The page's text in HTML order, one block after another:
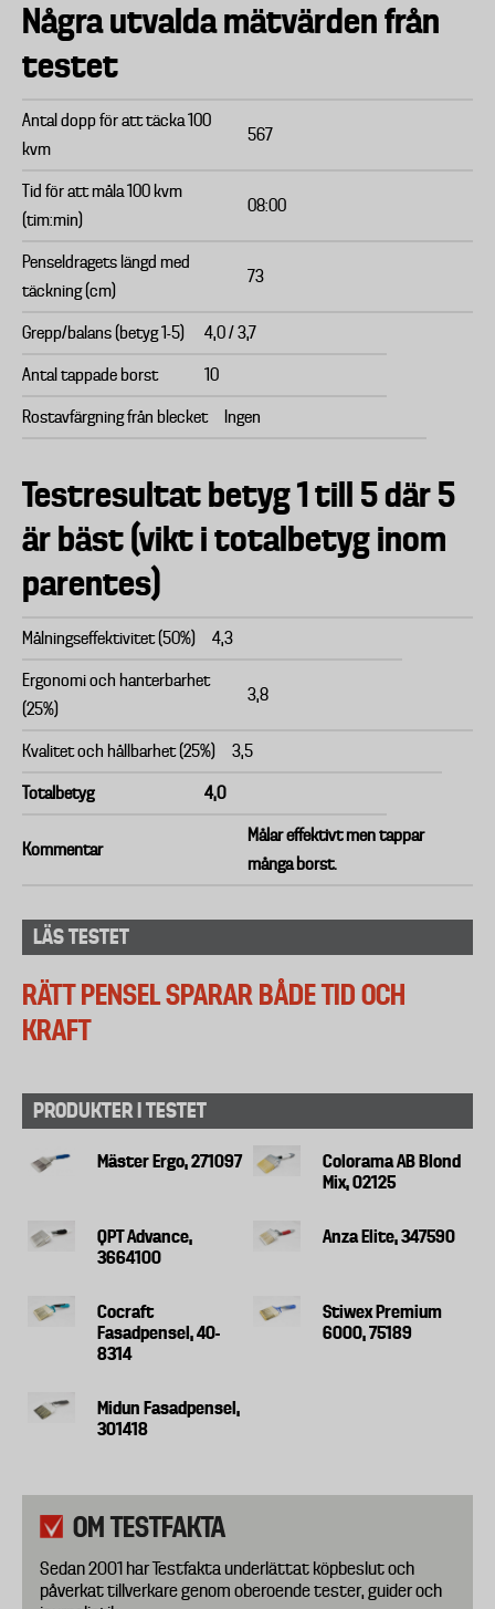
Några utvalda mätvärden från
testet
Antal dopp för att täcka 100
kvm
567
Tid för att måla 100 kvm
(tim:min)
08:00
Penseldragets längd med
täckning (cm)
73
Grepp/balans (betyg 1-5) 4,0 / 3,7
Antal tappade borst 10
Rostavfärgning från blecket Ingen
Testresultat betyg 1 till 5 där 5
är bäst (vikt i totalbetyg inom
parentes)
Målningseffektivitet (50%) 4,3
Ergonomi och hanterbarhet
(25%)
3,8
Kvalitet och hållbarhet (25%) 3,5
Totalbetyg 4,0
Kommentar
Målar effektivt men tappar
många borst.
LÄS TESTET
RÄTT PENSEL SPARAR BÅDE TID OCH
KRAFT
PRODUKTER I TESTET
Mäster Ergo, 271097
Colorama AB Blond
Mix, 02125
QPT Advance,
3664100
Anza Elite, 347590
Cocraft
Fasadpensel, 40-
8314
Stiwex Premium
6000, 75189
Midun Fasadpensel,
301418
OM TESTFAKTA
Sedan 2001 har Testfakta underlättat köpbeslut och
påverkat tillverkare genom oberoende tester, guider och